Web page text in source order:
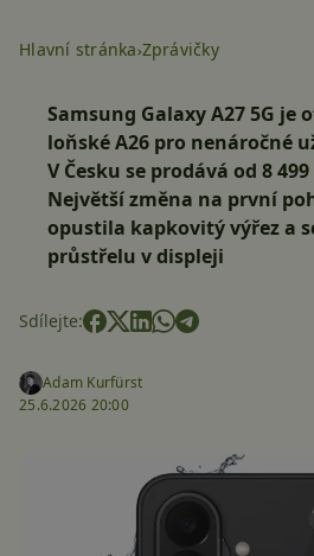
Hlavní stránka Zprávičky
Samsung Galaxy A27 5G
loňské A26 pro nenáročné
V Česku se prodává od 8
Největší změna na první
opustila kapkovitý výřez a
průstřelu v displeji
Sdílejte:
Adam Kurfürst
25.6.2026 20:00